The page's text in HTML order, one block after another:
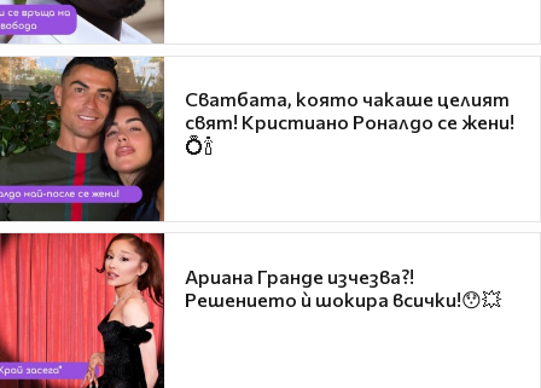
Сватбата, която чакаше целият
свят! Кристиано Роналдо се жени!
💍🍾
Ариана Гранде изчезва?!
Решението ѝ шокира всички!😯💥